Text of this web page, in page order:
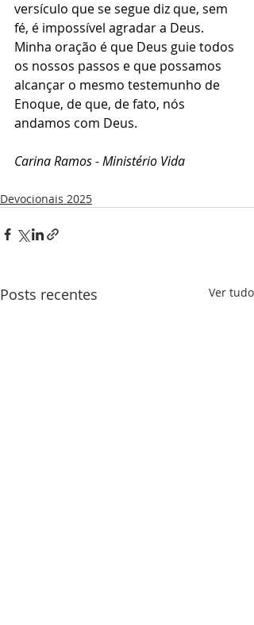
versículo que se segue diz que, sem
fé, é impossível agradar a Deus.
Minha oração é que Deus guie todos
os nossos passos e que possamos
alcançar o mesmo testemunho de
Enoque, de que, de fato, nós
andamos com Deus.
Carina Ramos - Ministério Vida
Devocionais 2025
Posts recentes Ver tudo